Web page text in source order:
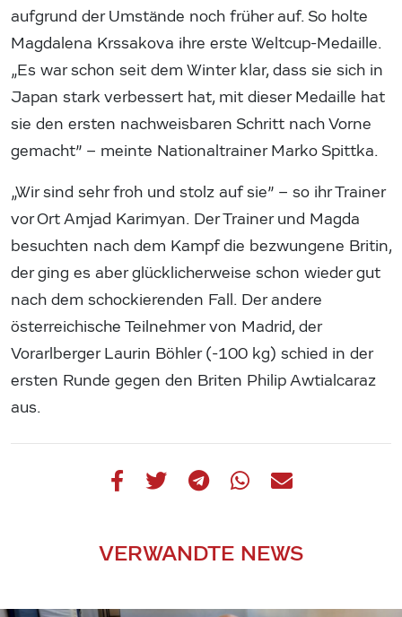
aufgrund der Umstände noch früher auf. So holte
Magdalena Krssakova ihre erste Weltcup-Medaille.
„Es war schon seit dem Winter klar, dass sie sich in
Japan stark verbessert hat, mit dieser Medaille hat
sie den ersten nachweisbaren Schritt nach Vorne
gemacht” – meinte Nationaltrainer Marko Spittka.
„Wir sind sehr froh und stolz auf sie” – so ihr Trainer
vor Ort Amjad Karimyan. Der Trainer und Magda
besuchten nach dem Kampf die bezwungene Britin,
der ging es aber glücklicherweise schon wieder gut
nach dem schockierenden Fall. Der andere
österreichische Teilnehmer von Madrid, der
Vorarlberger Laurin Böhler (-100 kg) schied in der
ersten Runde gegen den Briten Philip Awtialcaraz
aus.
VERWANDTE NEWS